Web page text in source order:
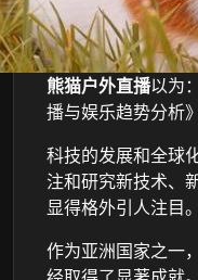
熊猫户外直播以为
播与娱乐趋势分析》
科技的发展和全球
注和研究新技术、
显得格外引人注目。
作为亚洲国家之一